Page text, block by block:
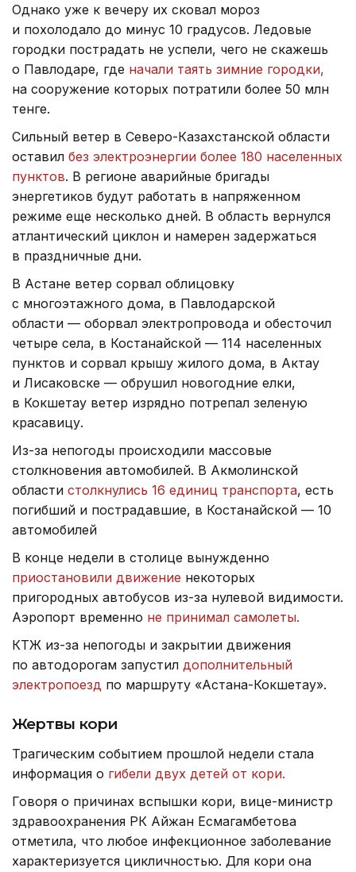
Однако уже к вечеру их сковал мороз
и похолодало до минус 10 градусов. Ледовые
городки пострадать не успели, чего не скажешь
о Павлодаре, где начали таять зимние городки,
на сооружение которых потратили более 50 млн
тенге.
Сильный ветер в Северо-Казахстанской области
оставил без электроэнергии более 180 населенных
пунктов. В регионе аварийные бригады
энергетиков будут работать в напряженном
режиме еще несколько дней. В область вернулся
атлантический циклон и намерен задержаться
в праздничные дни.
В Астане ветер сорвал облицовку
с многоэтажного дома, в Павлодарской
области — оборвал электропровода и обесточил
четыре села, в Костанайской — 114 населенных
пунктов и сорвал крышу жилого дома, в Актау
и Лисаковске — обрушил новогодние елки,
в Кокшетау ветер изрядно потрепал зеленую
красавицу.
Из-за непогоды происходили массовые
столкновения автомобилей. В Акмолинской
области столкнулись 16 единиц транспорта, есть
погибший и пострадавшие, в Костанайской — 10
автомобилей
В конце недели в столице вынужденно
приостановили движение некоторых
пригородных автобусов из-за нулевой видимости.
Аэропорт временно не принимал самолеты.
КТЖ из-за непогоды и закрытии движения
по автодорогам запустил дополнительный
электропоезд по маршруту «Астана-Кокшетау».
Жертвы кори
Трагическим событием прошлой недели стала
информация о гибели двух детей от кори.
Говоря о причинах вспышки кори, вице-министр
здравоохранения РК Айжан Есмагамбетова
отметила, что любое инфекционное заболевание
характеризуется цикличностью. Для кори она